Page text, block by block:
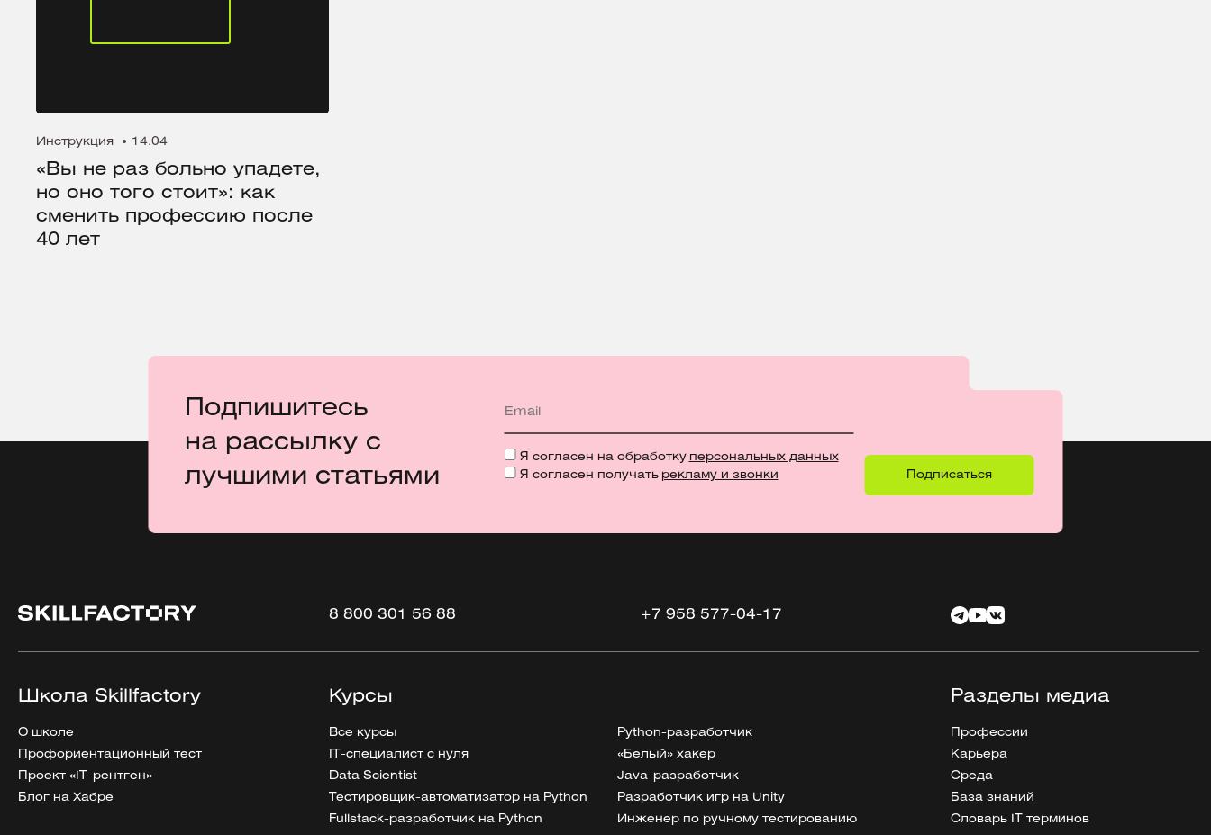
Инструкция 14.04
«Вы не раз больно упадете,
но оно того стоит»: как
сменить профессию после
40 лет
Подпишитесь
на рассылку с
лучшими статьями
Я согласен на обработку персональных данных
Я согласен получать рекламу и звонки
8 800 301 56 88 +7 958 577-04-17
Школа Skillfactory
О школе
Профориентационный тест
Проект «IT-рентген»
Блог на Хабре
Курсы
Все курсы Python-разработчик
IT-специалист с нуля «Белый» хакер
Data Scientist Java-разработчик
Тестировщик-автоматизатор на Python Разработчик игр на Unity
Fullstack-разработчик на Python Инженер по ручному тестированию
Разделы медиа
Профессии
Карьера
Среда
База знаний
Словарь IT терминов